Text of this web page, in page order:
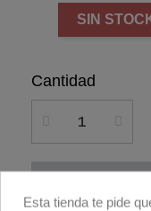
SIN
Cantidad
Esta tienda te pide